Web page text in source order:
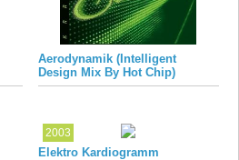
Aerodynamik (Intelligent
Design Mix By Hot Chip)
2003
Elektro Kardiogramm